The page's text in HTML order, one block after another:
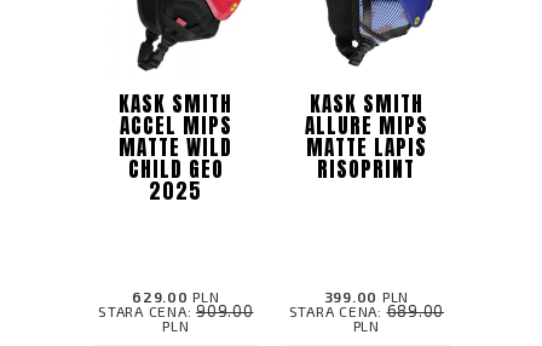
KASK SMITH
ACCEL MIPS
MATTE WILD
CHILD GEO
2025
629.00 PLN
STARA CENA: 909.00
PLN
KASK SMITH
ALLURE MIPS
MATTE LAPIS
RISOPRINT
399.00 PLN
STARA CENA:689.00
PLN